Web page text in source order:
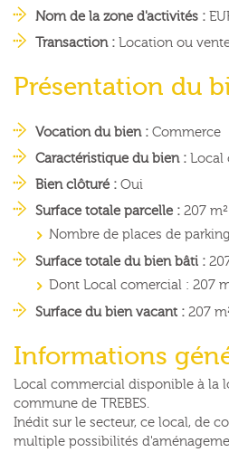
Nom de la zone d'activités :
Transaction : Location ou
Présentation du
Vocation du bien : Commerce
Caractéristique du bien : Local
Bien clôturé : Oui
Surface totale parcelle : 207 m²
Nombre de places de
Surface totale du bien bâti :
Dont Local comercial : 207
Surface du bien vacant : 207
Informations
Local commercial disponible à la
commune de TREBES.
Inédit sur le secteur, ce local, de
multiple possibilités